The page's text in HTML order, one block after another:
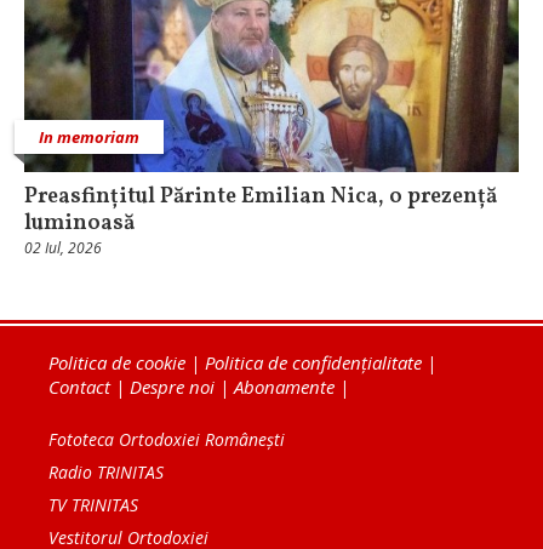
In memoriam
Preasfințitul Părinte Emilian Nica, o prezență
luminoasă
02 Iul, 2026
Politica de cookie | Politica de confidențialitate |
Contact| Despre noi |Abonamente |
Fototeca Ortodoxiei Românești
Radio TRINITAS
TV TRINITAS
Vestitorul Ortodoxiei